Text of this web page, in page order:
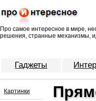
Про самое интересное в мире,
решения, странные механизмы,
Гаджеты
Картинки